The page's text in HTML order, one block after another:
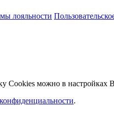
лояльности
Cookies можно в настройках
.